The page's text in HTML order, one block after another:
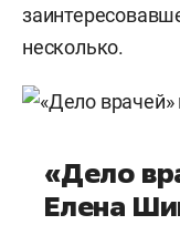
несколько.
«Дело
Елена